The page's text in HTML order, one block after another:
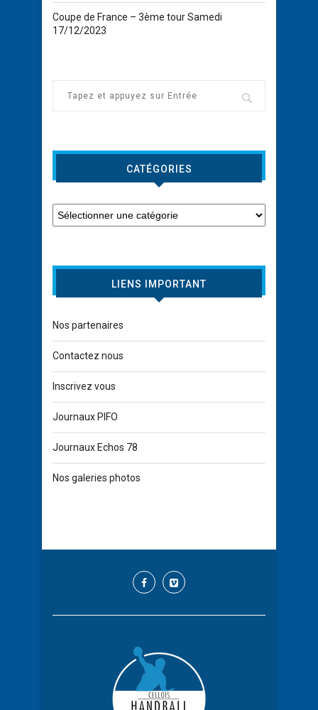
Coupe de France – 3ème tour Samedi
17/12/2023
CATÉGORIES
LIENS IMPORTANT
Nos partenaires
Contactez nous
Inscrivez vous
Journaux PIFO
Journaux Echos 78
Nos galeries photos